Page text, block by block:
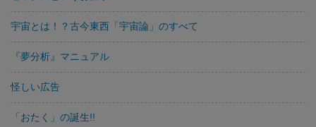
宇宙とは！？古今東西「宇宙論」のすべて
『夢分析』マニュアル
怪しい広告
「おたく」の誕生!!